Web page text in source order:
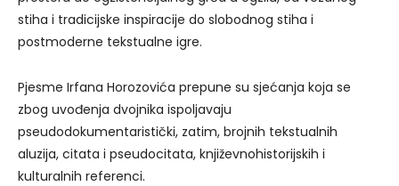
stiha i tradicijske inspiracije do slobodnog stiha i
postmoderne tekstualne igre.
Pjesme Irfana Horozovića prepune su sjećanja koja se
zbog uvođenja dvojnika ispoljavaju
pseudodokumentaristički, zatim, brojnih tekstualnih
aluzija, citata i pseudocitata, književnohistorijskih i
kulturalnih referenci.